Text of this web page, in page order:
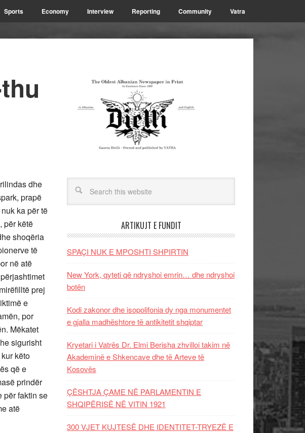
Sports Economy Interview Reporting Community Vatra
dhe
prapë
ka për të
për këtë
shoqëria
të
në atë
prej
e
por
Mëkatet
sigurisht
këto
që e
prindër
për faktin se
atë
ARTIKUJT E FUNDIT
SPAÇI NUK E MPOSHTI SHPIRTIN
New York, qyteti që ndryshoi emrin… dhe ndryshoi
botën
Kodi zakonor dhe isopolifonia dy nga monumentet
e gjalla madhështore të antikitetit shqiptar
Kryetari i Vatrës Dr. Elmi Berisha zhvilloi takim në
Akademinë e Shkencave dhe të Arteve të
Kosovës
ÇËSHTJA ÇAME NË PARLAMENTIN E
SHQIPËRISË NË VITIN 1921
300 VJET KUJTESË DHE IDENTITET-TRYEZË E